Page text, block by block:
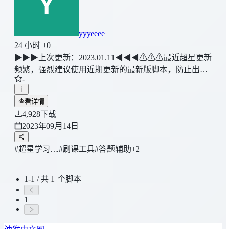
yyyeeee
24 小时 +0
▶▶▶上次更新：2023.01.11◀◀◀⚠⚠⚠最近超星更新
频繁，强烈建议使用近期更新的最新版脚本，防止出现
异常⚠⚠⚠【✅独家题库实时更新】【💻可最小化💻】
🆒支持超星视频、文档、答题、自定义正确率、掉线自
动登录🤘取消视频文件加载，多开也不占用网速，放心
追剧🍊自定义答题正确率，提高学习效率🍆每日功能测
试，在发现问题前就解决问题，防清进度，无不良记录
-
查看详情
4,928下载
2023年09月14日
#超星学习…#刷课工具#答题辅助+2
1-1 / 共 1 个脚本
1